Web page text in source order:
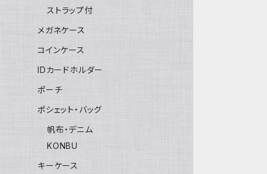
ストラップ付
メガネケース
コインケース
IDカードホルダー
ポーチ
ポシェット・バッグ
帆布・デニム
KONBU
キーケース